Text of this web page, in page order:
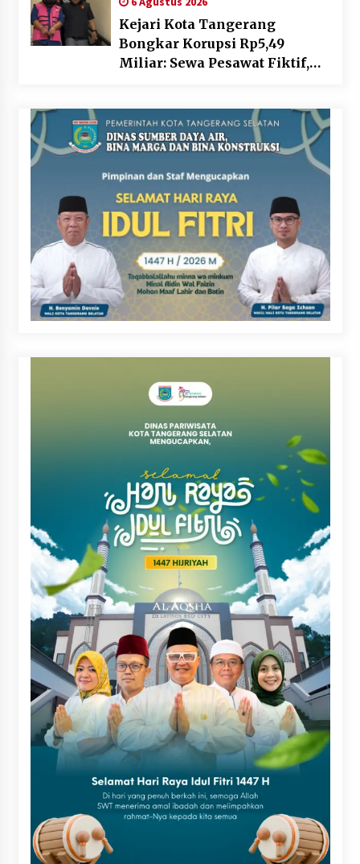
Kejari Kota Tangerang
Bongkar Korupsi Rp5,49
Miliar: Sewa Pesawat Fiktif,